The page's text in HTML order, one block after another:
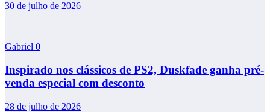
30 de julho de 2026
Gabriel 0
Inspirado nos clássicos de PS2, Duskfade ganha pré-
venda especial com desconto
28 de julho de 2026